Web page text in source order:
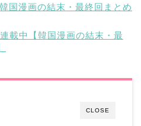
国漫画の結末・最終回まとめ
載中【韓国漫画の結末・最
CLOSE